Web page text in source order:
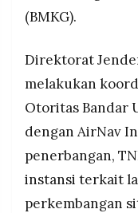
(BMKG).
Direktorat
melakukan
Otoritas Bandar
dengan AirNav
penerbangan,
instansi terkait
perkembangan